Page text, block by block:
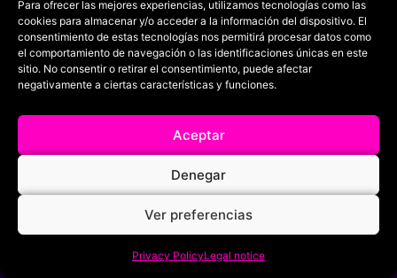
Para ofrecer las mejores experiencias, utilizamos tecnologías como las
cookies para almacenar y/o acceder a la información del dispositivo. El
consentimiento de estas tecnologías nos permitirá procesar datos como
el comportamiento de navegación o las identificaciones únicas en este
sitio. No consentir o retirar el consentimiento, puede afectar
negativamente a ciertas características y funciones.
Aceptar
Denegar
Ver preferencias
Privacy PolicyLegal notice